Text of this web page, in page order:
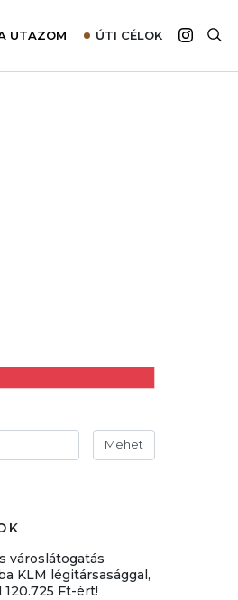
UTAZOM ÚTI CÉLOK
Mehet
városlátogatás
KLM légitársasággal,
Ft-ért!